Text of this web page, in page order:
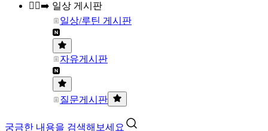
🏃‍♀️‍➡️ 일상 게시판
일상/루틴 게시판
자유게시판
질문게시판
궁금한 내용을 검색해보세요